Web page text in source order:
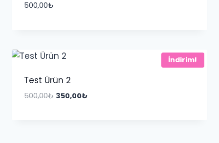
500,00₺
İndirim!
Test Ürün 2
500,00₺ Orijinal
350,00₺Şu